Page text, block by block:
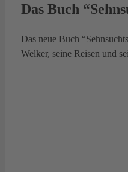
Das Buch
Das neue Buch
Welker, seine Reisen und